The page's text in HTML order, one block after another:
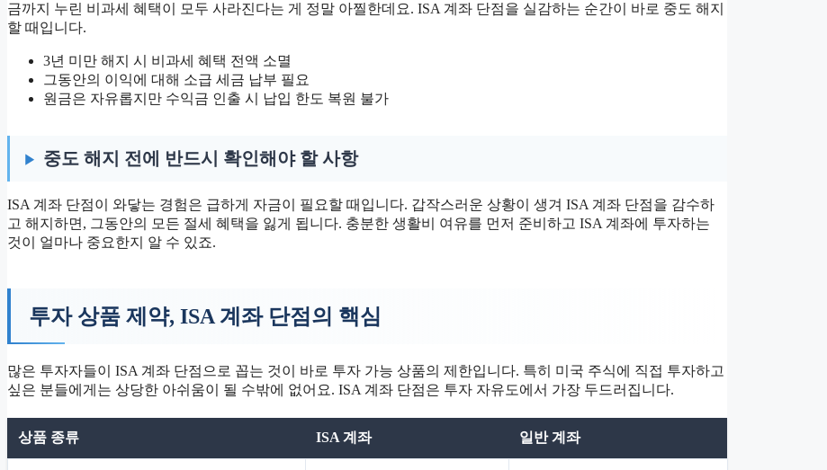
금까지 누린 비과세 혜택이 모두 사라진다는 게 정말 아찔한데요. ISA 계좌 단점을 실감하는 순간이 바로 중도 해지
할 때입니다.
3년 미만 해지 시 비과세 혜택 전액 소멸
그동안의 이익에 대해 소급 세금 납부 필요
원금은 자유롭지만 수익금 인출 시 납입 한도 복원 불가
중도 해지 전에 반드시 확인해야 할 사항
ISA 계좌 단점이 와닿는 경험은 급하게 자금이 필요할 때입니다. 갑작스러운 상황이 생겨 ISA 계좌 단점을 감수하
고 해지하면, 그동안의 모든 절세 혜택을 잃게 됩니다. 충분한 생활비 여유를 먼저 준비하고 ISA 계좌에 투자하는
것이 얼마나 중요한지 알 수 있죠.
투자 상품 제약, ISA 계좌 단점의 핵심
많은 투자자들이 ISA 계좌 단점으로 꼽는 것이 바로 투자 가능 상품의 제한입니다. 특히 미국 주식에 직접 투자하고
싶은 분들에게는 상당한 아쉬움이 될 수밖에 없어요. ISA 계좌 단점은 투자 자유도에서 가장 두드러집니다.
상품 종류 ISA 계좌 일반 계좌